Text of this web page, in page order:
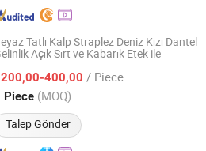
Tatlı Kalp Straplez Deniz Kızı Dantel
Açık Sırt ve Kabarık Etek ile
400,00 / Piece
Piece (MOQ)
Talep Gönder
Designing Co., Ltd.
Fiyat 2026